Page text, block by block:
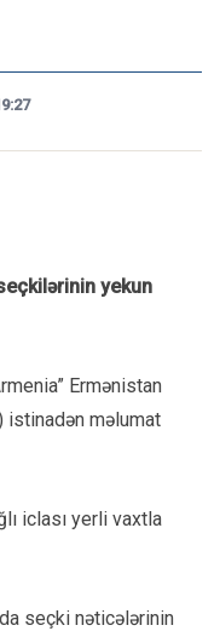
yekun
Ermənistan
istinadən məlumat
iclası yerli vaxtla
seçki nəticələrinin